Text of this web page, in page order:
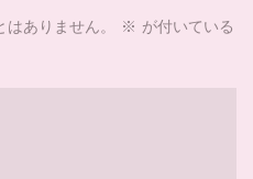
ありません。 ※ が付いている